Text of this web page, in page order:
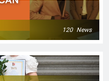
120 News